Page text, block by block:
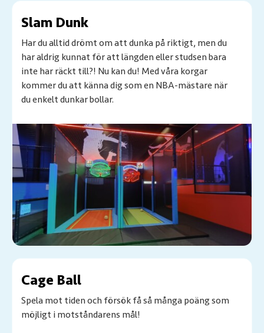
Slam Dunk
Har du alltid drömt om att dunka på riktigt, men du
har aldrig kunnat för att längden eller studsen bara
inte har räckt till?! Nu kan du! Med våra korgar
kommer du att känna dig som en NBA-mästare när
du enkelt dunkar bollar.
Cage Ball
Spela mot tiden och försök få så många poäng som
möjligt i motståndarens mål!